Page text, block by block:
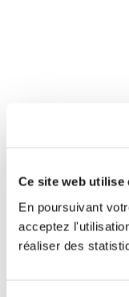
Ce site web utilise
En poursuivant
acceptez
réaliser des